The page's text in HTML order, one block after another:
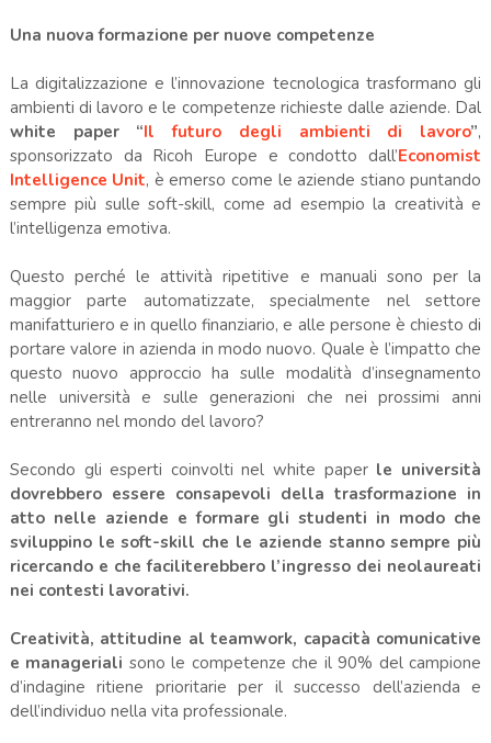
Una nuova formazione per nuove competenze
La digitalizzazione e l’innovazione tecnologica trasformano gli
ambienti di lavoro e le competenze richieste dalle aziende. Dal
white paper “Il futuro degli ambienti di lavoro”,
sponsorizzato da Ricoh Europe e condotto dall’Economist
Intelligence Unit, è emerso come le aziende stiano puntando
sempre più sulle soft-skill, come ad esempio la creatività e
l’intelligenza emotiva.
Questo perché le attività ripetitive e manuali sono per la
maggior parte automatizzate, specialmente nel settore
manifatturiero e in quello finanziario, e alle persone è chiesto di
portare valore in azienda in modo nuovo. Quale è l’impatto che
questo nuovo approccio ha sulle modalità d’insegnamento
nelle università e sulle generazioni che nei prossimi anni
entreranno nel mondo del lavoro?
Secondo gli esperti coinvolti nel white paper le università
dovrebbero essere consapevoli della trasformazione in
atto nelle aziende e formare gli studenti in modo che
sviluppino le soft-skill che le aziende stanno sempre più
ricercando e che faciliterebbero l’ingresso dei neolaureati
nei contesti lavorativi.
Creatività, attitudine al teamwork, capacità comunicative
e manageriali sono le competenze che il 90% del campione
d’indagine ritiene prioritarie per il successo dell’azienda e
dell’individuo nella vita professionale.